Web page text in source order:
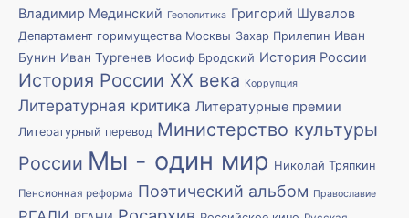
Владимир Мединский Геополитика Григорий Шувалов
Департамент горимущества Москвы Захар Прилепин Иван
Бунин Иван Тургенев Иосиф Бродский История России
История России XX века Коррупция
Литературная критика Литературные премии
Литературный перевод Министерство культуры
России Мы - один мир Николай Тряпкин
Пенсионная реформа Поэтический альбом Православие